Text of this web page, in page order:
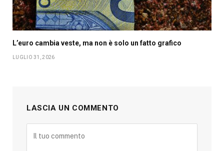
L’euro cambia veste, ma non è solo un fatto grafico
LUGLIO 31, 2026
LASCIA UN COMMENTO